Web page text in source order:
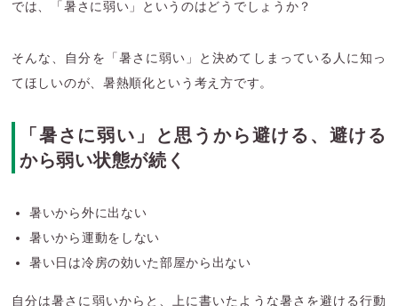
では、「暑さに弱い」というのはどうでしょうか？
そんな、自分を「暑さに弱い」と決めてしまっている人に知っ
てほしいのが、暑熱順化という考え方です。
「暑さに弱い」と思うから避ける、避ける
から弱い状態が続く
暑いから外に出ない
暑いから運動をしない
暑い日は冷房の効いた部屋から出ない
自分は暑さに弱いからと、上に書いたような暑さを避ける行動